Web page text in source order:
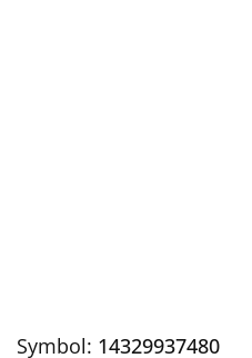
Symbol: 14329937480